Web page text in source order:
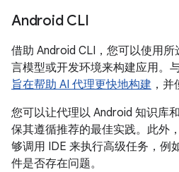
Android CLI
借助 Android CLI，您可以使用
言模型或开发环境来构建应用。
旨在帮助 AI 代理更快地构建 ，
您可以让代理以 Android 知识库
保其遵循推荐的最佳实践。此外
够调用 IDE 来执行高级任务，例
件是否存在问题。